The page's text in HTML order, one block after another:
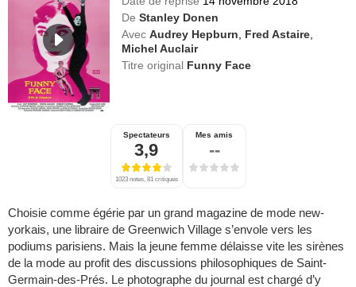
De Stanley Donen
Avec Audrey Hepburn Fred Astaire
Michel Auclair
Titre original Funny Face
Spectateurs
3,9
1023 notes, 81 critiques
Mes amis
--
Choisie comme égérie par un grand magazine de mode new-
yorkais, une libraire de Greenwich Village s’envole vers les
podiums parisiens. Mais la jeune femme délaisse vite les sirènes
de la mode au profit des discussions philosophiques de Saint-
Germain-des-Prés. Le photographe du journal est chargé d’y